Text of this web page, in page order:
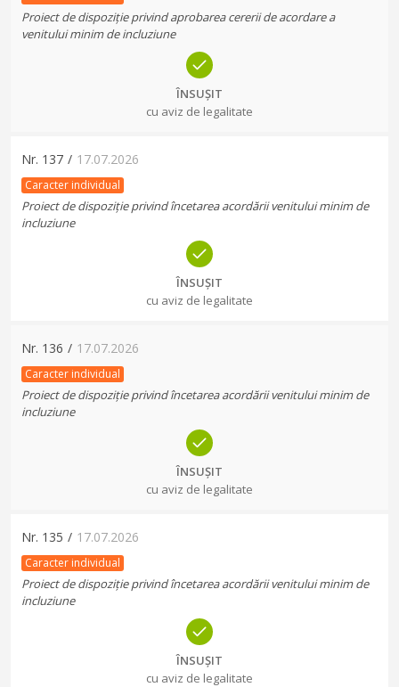
Proiect de dispoziție privind aprobarea cererii de acordare a
venitului minim de incluziune
ÎNSUȘIT
cu aviz de legalitate
Nr. 137 / 17.07.2026
Caracter individual
Proiect de dispoziție privind încetarea acordării venitului minim de
incluziune
ÎNSUȘIT
cu aviz de legalitate
Nr. 136 / 17.07.2026
Caracter individual
Proiect de dispoziție privind încetarea acordării venitului minim de
incluziune
ÎNSUȘIT
cu aviz de legalitate
Nr. 135 / 17.07.2026
Caracter individual
Proiect de dispoziție privind încetarea acordării venitului minim de
incluziune
ÎNSUȘIT
cu aviz de legalitate